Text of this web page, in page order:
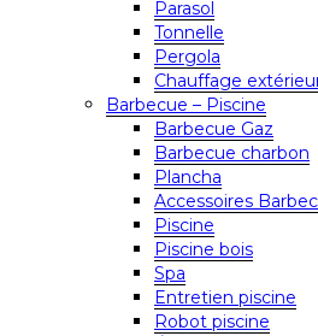
Parasol
Tonnelle
Pergola
Chauffage
Barbecue – Piscine
Barbecue Gaz
Barbecue charbon
Plancha
Accessoires
Piscine
Piscine bois
Spa
Entretien piscine
Robot piscine